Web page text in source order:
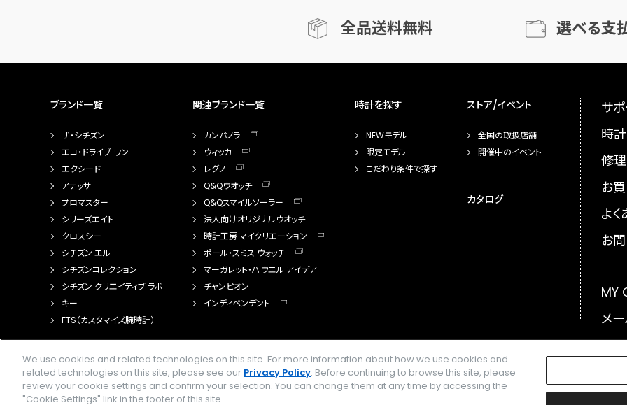
全品送料無料 選べる支
ブランド一覧
ザ・シチズン
エコ・ドライブ ワン
エクシード
アテッサ
プロマスター
シリーズエイト
クロスシー
シチズン エル
シチズンコレクション
シチズン クリエイティブ ラボ
キー
FTS（カスタマイズ腕時計）
関連ブランド一覧
カンパノラ
ウィッカ
レグノ
Q&Qウオッチ
Q&Qスマイルソーラー
法人向けオリジナルウオッチ
時計工房 マイクリエーション
ポール・スミス ウォッチ
マーガレット・ハウエル アイデア
チャンピオン
インディペンデント
時計を探す
NEWモデル
限定モデル
こだわり条件で探す
ストア/イベント
全国の取扱店舗
開催中のイベント
カタログ
サ
時
修理
お
よ
お
MY
メ
We use cookies and related technologies on this site. For more information about how we use cookies and
related technologies on this site, please see our Privacy Policy. Before continuing to browse this site, please
review your cookie settings and confirm your selection. You can change them at any time by accessing the
"Cookie Settings" link in the footer of this site.